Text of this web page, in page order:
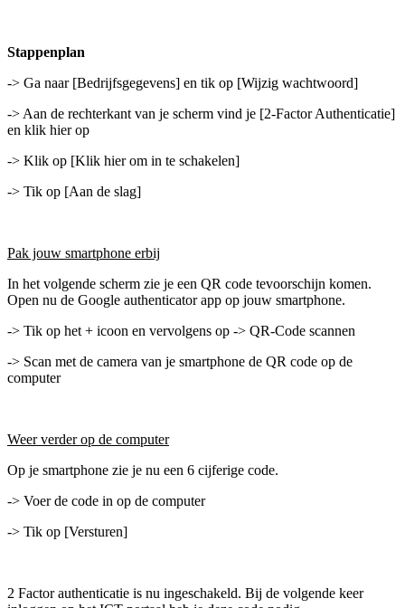
Stappenplan
-> Ga naar [Bedrijfsgegevens] en tik op [Wijzig wachtwoord]
-> Aan de rechterkant van je scherm vind je [2-Factor Authenticatie]
en klik hier op
-> Klik op [Klik hier om in te schakelen]
-> Tik op [Aan de slag]
Pak jouw smartphone erbij
In het volgende scherm zie je een QR code tevoorschijn komen.
Open nu de Google authenticator app op jouw smartphone.
-> Tik op het + icoon en vervolgens op -> QR-Code scannen
-> Scan met de camera van je smartphone de QR code op de
computer
Weer verder op de computer
Op je smartphone zie je nu een 6 cijferige code.
-> Voer de code in op de computer
-> Tik op [Versturen]
2 Factor authenticatie is nu ingeschakeld. Bij de volgende keer